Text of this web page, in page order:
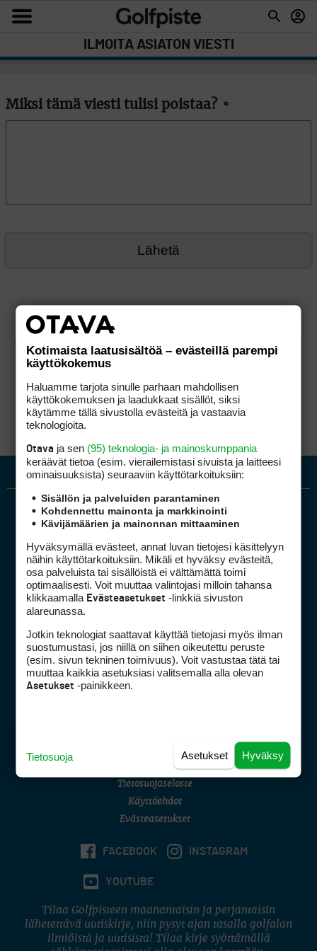
ILMOITA ASIATON VIESTI
Miksi tämä viesti tulisi poistaa? *
Golfpiste mediakortti
Golfpisteen yhteystiedot
DSA avoimuusraportti
Asiakaspalvelu
(digi) digi@otavamedia.fi
Tietosuojaseloste
Käyttöehdot
Evästeasetukset
FACEBOOK INSTAGRAM
YOUTUBE
Tilaa Golfpisteen maanantaisin ja perjantaisin
lähetettävä uutiskirje, niin pysyt ajan tasalla golfalan
ilmiöistä ja uutisista! Tilaa kirje syöttämällä
Kotimaista laatusisältöä – evästeillä parempi
käyttökokemus
Haluamme tarjota sinulle parhaan mahdollisen
käyttökokemuksen ja laadukkaat sisällöt, siksi
käytämme tällä sivustolla evästeitä ja vastaavia
teknologioita.
Otava ja sen (95) teknologia- ja mainoskumppania
keräävät tietoa (esim. vierailemis­tasi sivuista ja laitteesi
ominaisuuk­sista) seuraaviin käyttötarkoituksiin:
Sisällön ja palveluiden parantaminen
Kohdennettu mainonta ja markkinointi
Kävijämäärien ja mainonnan mittaaminen
Hyväksymällä evästeet, annat luvan tietojesi käsittelyyn
näihin käyttötarkoituksiin. Mikäli et hyväksy evästeitä,
osa palveluista tai sisällöistä ei välttämättä toimi
optimaalisesti. Voit muuttaa valintojasi milloin tahansa
klikkaamalla Evästeasetukset -linkkiä sivuston
alareunassa.
Jotkin teknologiat saattavat käyttää tietojasi myös ilman
suostumustasi, jos niillä on siihen oikeutettu peruste
(esim. sivun tekninen toimivuus). Voit vastustaa tätä tai
muuttaa kaikkia asetuksiasi valitsemalla alla olevan
Asetukset -painikkeen.
Hyväksy
Asetukset
Tietosuoja